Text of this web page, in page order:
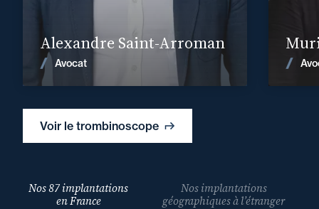
Voir le trombinoscope
Alexandre Saint-Arroman
Avocat
En savoir plus
Voir les actualités
Nos 87 implantations
en France
Nos implantations
géographiques à l’étranger